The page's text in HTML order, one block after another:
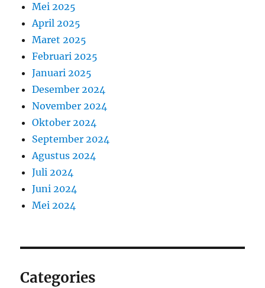
Mei 2025
April 2025
Maret 2025
Februari 2025
Januari 2025
Desember 2024
November 2024
Oktober 2024
September 2024
Agustus 2024
Juli 2024
Juni 2024
Mei 2024
Categories